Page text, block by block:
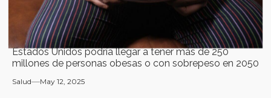
Estados Unidos podría llegar a tener más de 250
millones de personas obesas o con sobrepeso en 2050
Salud May 12, 2025